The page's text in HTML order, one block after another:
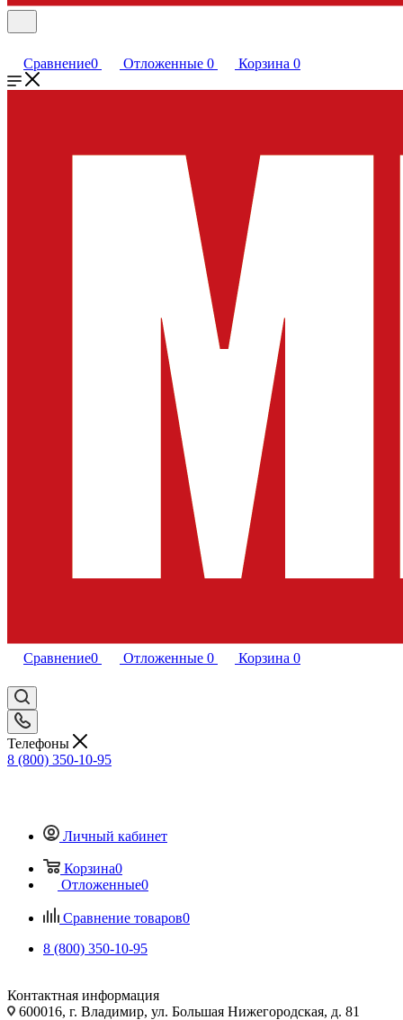
Сравнение0 Отложенные 0 Корзина 0
Сравнение0 Отложенные 0 Корзина 0
Телефоны
8 (800) 350-10-95
Личный кабинет
Корзина0
Отложенные0
Сравнение товаров0
8 (800) 350-10-95
Контактная информация
600016, г. Владимир, ул. Большая Нижегородская, д. 81